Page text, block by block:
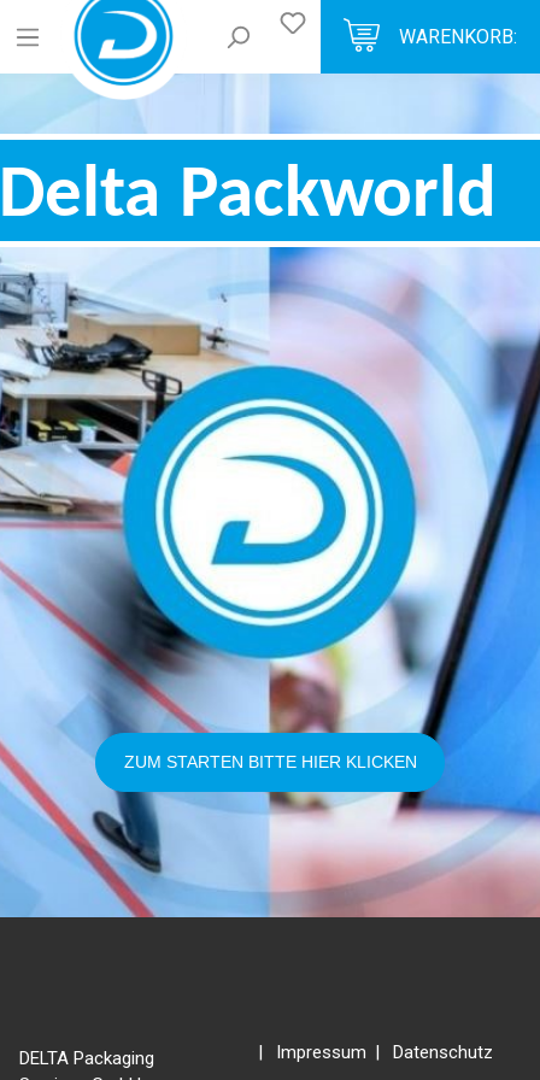
WARENKORB:
ZUM STARTEN BITTE HIER KLICKEN
DELTA Packaging
Impressum Datenschutz